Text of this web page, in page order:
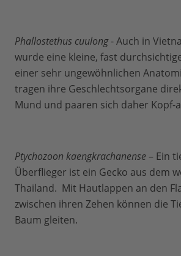
Phallostethus cuulong- Auch in
wurde eine kleine, fast
einer sehr ungewöhnlichen
tragen ihre Geschlechtsorgane
Mund und paaren sich daher Kopf-
Ptychozoon kaengkrachanense– Ein
Überflieger ist ein Gecko aus dem
Thailand. Mit Hautlappen an den
zwischen ihren Zehen können die
Baum gleiten.